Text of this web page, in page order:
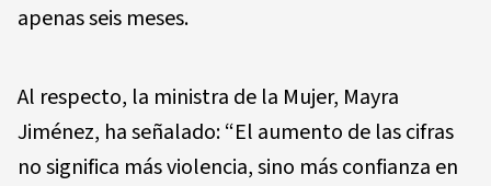
apenas seis meses.
Al respecto, la ministra de la Mujer, Mayra
Jiménez, ha señalado: “El aumento de las cifras
no significa más violencia, sino más confianza en